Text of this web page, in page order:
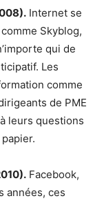
Internet se
Skyblog,
qui de
Les
comme
de PME
leurs questions
Facebook,
années, ces